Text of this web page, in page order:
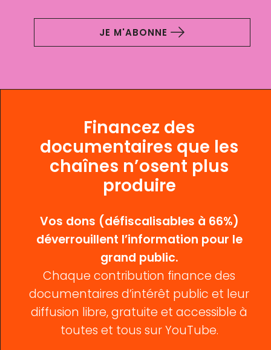
JE M'ABONNE
Financez des
documentaires que les
chaînes n’osent plus
produire
Vos dons (défiscalisables à 66%)
déverrouillent l’information pour le
grand public.
Chaque contribution finance des
documentaires d’intérêt public et leur
diffusion libre, gratuite et accessible à
toutes et tous sur YouTube.